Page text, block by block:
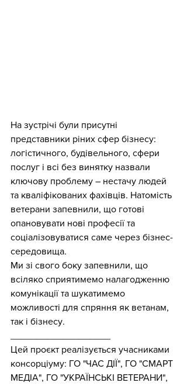
На зустрічі були присутні
представники ріних сфер бізнесу:
логістичного, будівельного, сфери
послуг і всі без винятку назвали
ключову проблему – нестачу людей
та кваліфікованих фахівців. Натомість
ветерани запевнили, що готові
опановувати нові професії та
соціалізовуватися саме через бізнес-
середовища.
Ми зі свого боку запевнили, що
всіляко сприятимемо налагодженню
комунікації та шукатимемо
можливості для спряння як ветанам,
так і бізнесу.
Цей проєкт реалізується учасниками
консорціуму: ГО "ЧАС ДІЇ", ГО "СМАРТ
МЕДІА", ГО "УКРАЇНСЬКІ ВЕТЕРАНИ",